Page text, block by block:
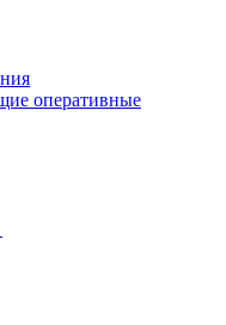
оперативные